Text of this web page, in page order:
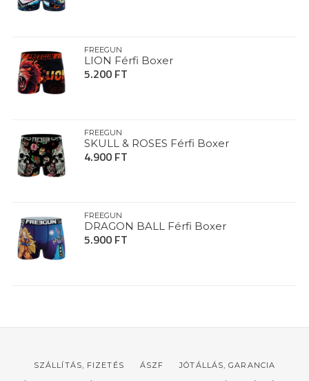
FREEGUN
LION Férfi Boxer
5.200 FT
FREEGUN
SKULL & ROSES Férfi Boxer
4.900 FT
FREEGUN
DRAGON BALL Férfi Boxer
5.900 FT
SZÁLLÍTÁS, FIZETÉS ÁSZF
JÓTÁLLÁS, GARANCIA